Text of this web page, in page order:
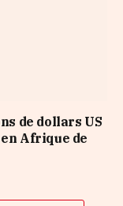
de dollars US
Afrique de